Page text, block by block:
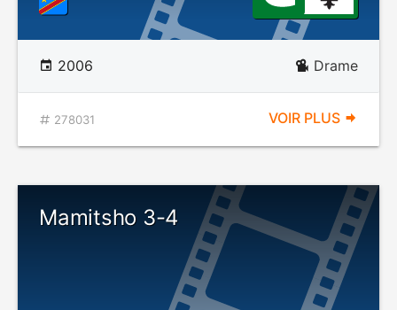
2006 Drame
278031 VOIR PLUS
Mamitsho 3-4